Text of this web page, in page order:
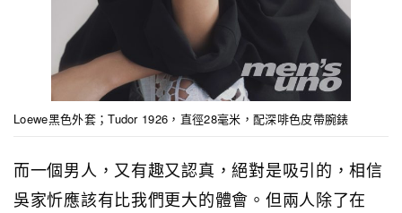
Loewe黑色外套；Tudor 1926，直徑28毫米，配深啡色皮帶腕錶
而一個男人，又有趣又認真，絕對是吸引的，相信
吳家忻應該有比我們更大的體會。但兩人除了在